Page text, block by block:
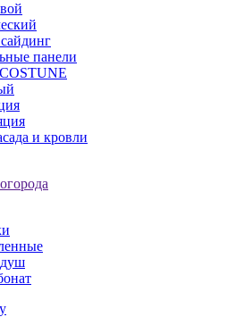
панели
и кровли